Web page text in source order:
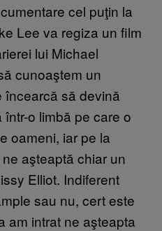
cel puţin la
Lee va regiza un film
lui Michael
cunoaştem un
încearcă să devină
o limbă pe care o
oameni, iar pe la
aşteaptă chiar un
Elliot. Indiferent
sau nu, cert este
am intrat ne aşteapta